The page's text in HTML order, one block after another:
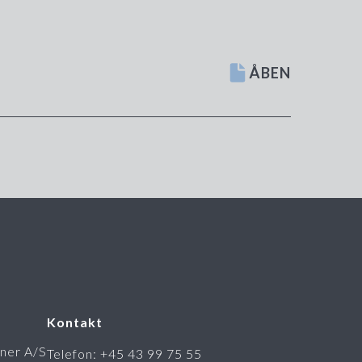
ÅBEN
A/S
Kontakt
Telefon: +45 43 99 75 55